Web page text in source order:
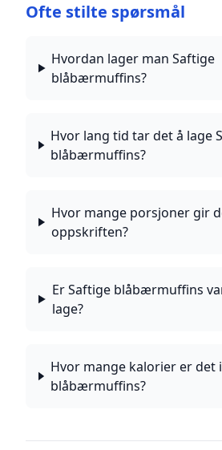
Ofte stilte spørsmål
Hvordan lager man Saftige
blåbærmuffins?
Hvor lang tid tar det å lage
blåbærmuffins?
Hvor mange porsjoner gir
oppskriften?
Er Saftige blåbærmuffins
lage?
Hvor mange kalorier er det
blåbærmuffins?